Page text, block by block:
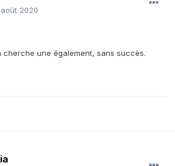
2020
une également, sans succès.